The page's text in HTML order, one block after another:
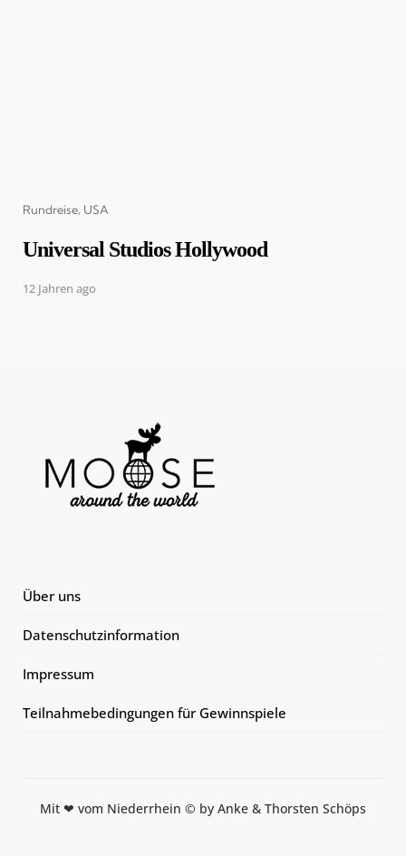
Categories
Rundreise USA
Universal Studios Hollywood
12 Jahren ago
Über uns
Datenschutzinformation
Impressum
Teilnahmebedingungen für Gewinnspiele
Mit ❤ vom Niederrhein © by Anke & Thorsten Schöps